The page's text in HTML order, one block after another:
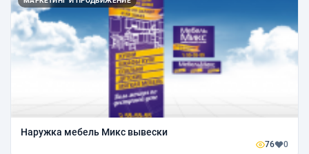
Наружка мебель Микс вывески
76 0